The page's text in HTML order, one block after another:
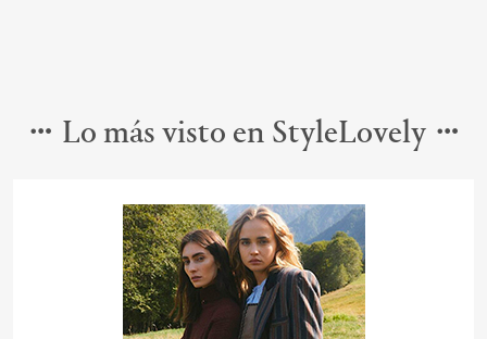
Lo más visto en StyleLovely